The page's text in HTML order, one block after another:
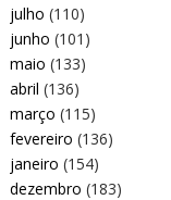
julho (110)
junho (101)
maio (133)
abril (136)
março (115)
fevereiro (136)
janeiro (154)
dezembro (183)